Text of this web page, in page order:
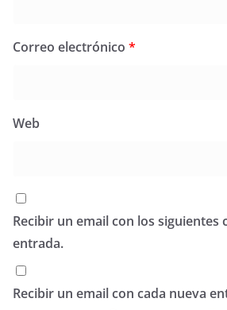
Correo electrónico *
Web
Recibir un email con los siguientes
entrada.
Recibir un email con cada nueva